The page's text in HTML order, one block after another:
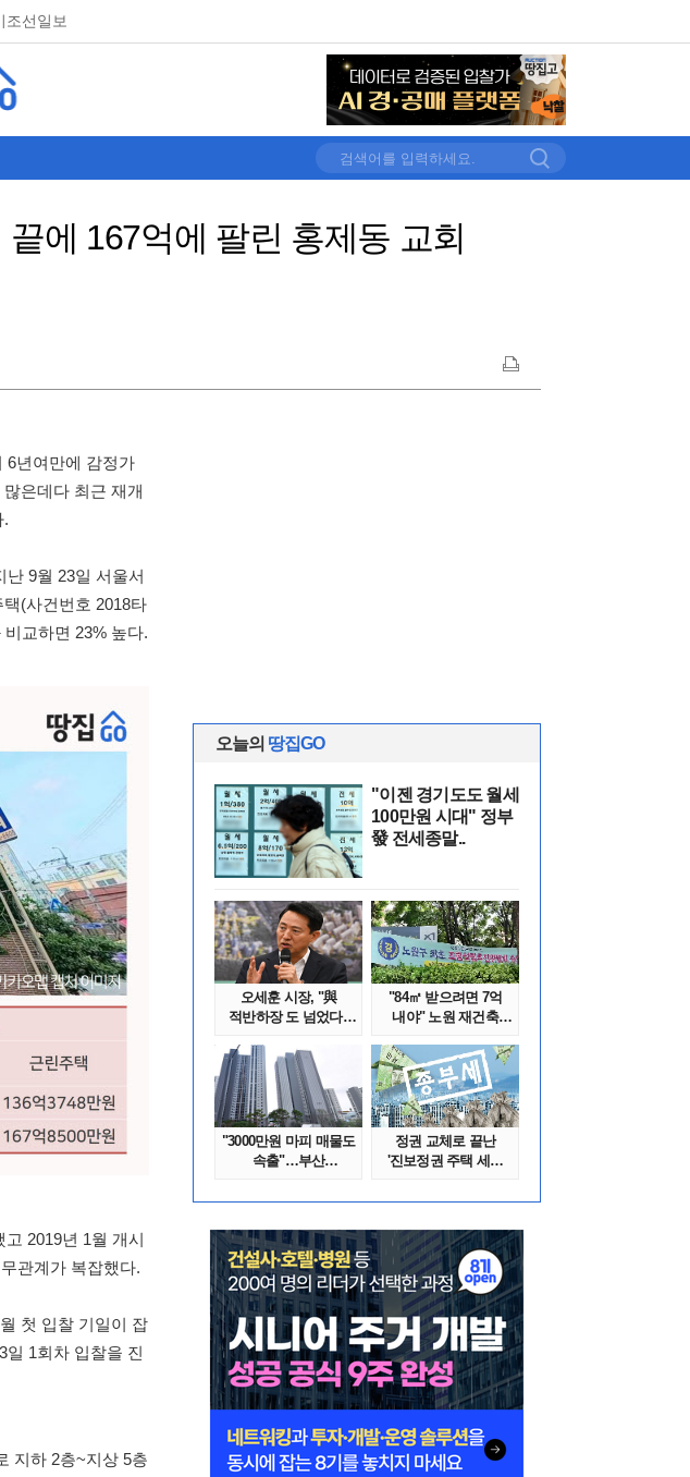
조선일보
에 167억에 팔린 홍제동 교회
6년여만에 감정가
은데다 최근 재개
.
난 9월 23일 서울서
(사건번호 2018타
교하면 23% 높다.
2019년 1월 개시
관계가 복잡했다.
첫 입찰 기일이 잡
일 1회차 입찰을 진
지하 2층~지상 5층
오늘의 땅집GO
"이젠 경기도도 월세
100만원 시대" 정부
發 전세종말..
오세훈 시장, "與
적반하장 도 넘었다"
"84㎡ 받으려면 7억
내야" 노원 재건축
"3000만원 마피 매물도
속출"…부산
정권 교체로 끝난
'진보정권 주택 세금